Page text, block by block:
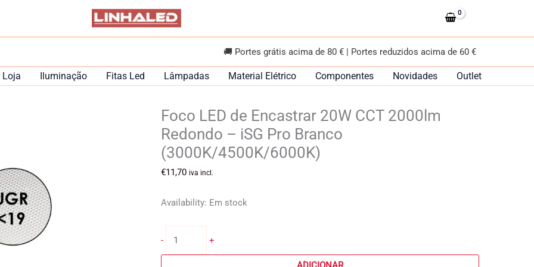
🚚 Portes grátis acima de 80 € | Portes reduzidos acima de 60 €
Loja Iluminação Fitas Led Lâmpadas Material Elétrico Componentes Novidades Outlet
Foco LED de Encastrar 20W CCT 2000lm
Redondo – iSG Pro Branco
(3000K/4500K/6000K)
€11,70 iva incl.
Availability: Em stock
- +
2000lm
Redondo
–
Pro